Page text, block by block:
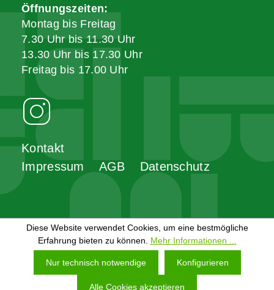
Kontakt
Impressum
AGB Datenschutz
Öffnungszeiten:
Montag bis Freitag
7.30 Uhr bis 11.30 Uhr
13.30 Uhr bis 17.30 Uhr
Freitag bis 17.00 Uhr
Diese Website verwendet Cookies, um eine bestmögliche
Erfahrung bieten zu können. Mehr Informationen ...
Nur technisch notwendige Konfigurieren
Alle Cookies akzeptieren